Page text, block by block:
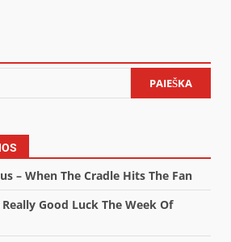
PAIEŠKA
– When The Cradle Hits The Fan
Good Luck The Week Of